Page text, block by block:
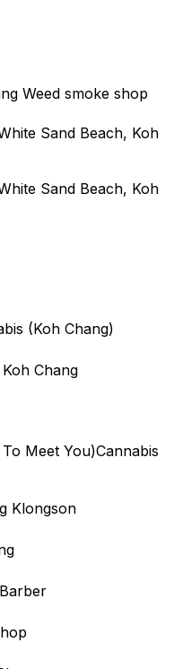
Weed smoke shop
Sand Beach, Koh
Sand Beach, Koh
(Koh Chang)
Chang
Meet You)Cannabis
Klongson